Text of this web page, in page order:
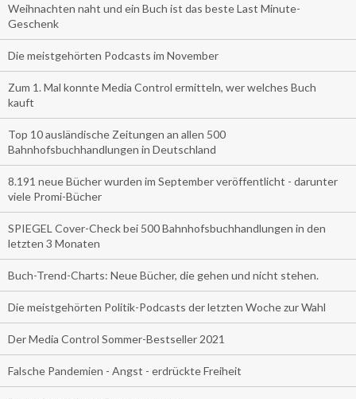
Weihnachten naht und ein Buch ist das beste Last Minute-
Geschenk
Die meistgehörten Podcasts im November
Zum 1. Mal konnte Media Control ermitteln, wer welches Buch
kauft
Top 10 ausländische Zeitungen an allen 500
Bahnhofsbuchhandlungen in Deutschland
8.191 neue Bücher wurden im September veröffentlicht - darunter
viele Promi-Bücher
SPIEGEL Cover-Check bei 500 Bahnhofsbuchhandlungen in den
letzten 3 Monaten
Buch-Trend-Charts: Neue Bücher, die gehen und nicht stehen.
Die meistgehörten Politik-Podcasts der letzten Woche zur Wahl
Der Media Control Sommer-Bestseller 2021
Falsche Pandemien - Angst - erdrückte Freiheit